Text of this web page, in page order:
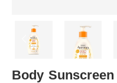
Body